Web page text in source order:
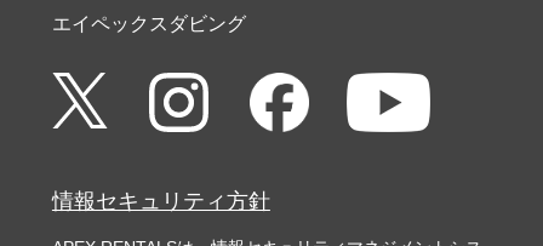
エイペックスダビング
情報セキュリティ方針